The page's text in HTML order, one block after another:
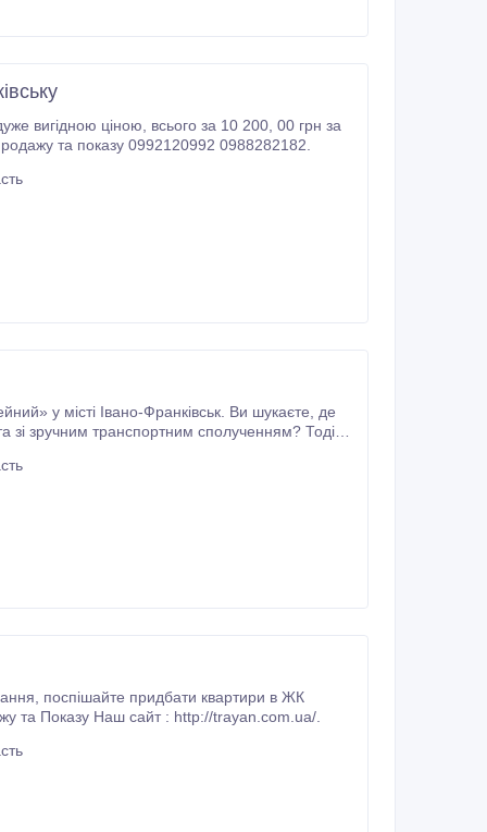
за 10 200, 00 грн за
та показу 0992120992 0988282182.
у місті Івано-Франківськ. Ви шукаєте, де
та Показу Наш сайт : http://trayan.com.ua/.